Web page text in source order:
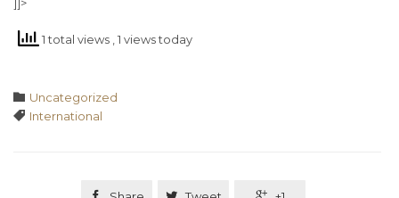
1 total views , 1 views today
 Category
Uncategorized
 Tags
International
  